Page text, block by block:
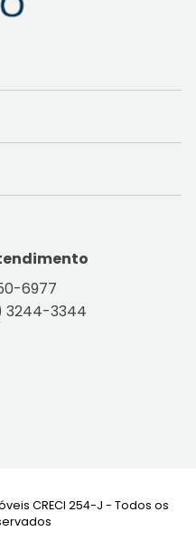
6977
3244-3344
CRECI 254-J - Todos os